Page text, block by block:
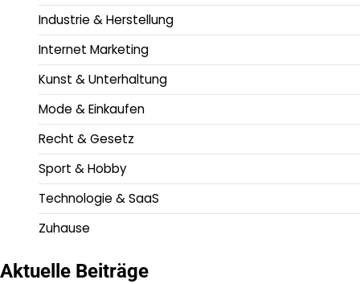
Industrie & Herstellung
Internet Marketing
Kunst & Unterhaltung
Mode & Einkaufen
Recht & Gesetz
Sport & Hobby
Technologie & SaaS
Zuhause
Aktuelle Beiträge